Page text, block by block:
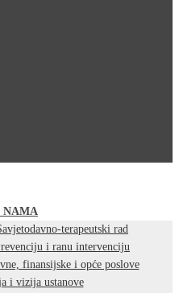
NAMA
terapeutski rad
i ranu intervenciju
finansijske i opće poslove
i vizija ustanove